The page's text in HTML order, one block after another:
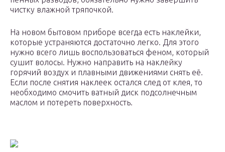
чистку влажной тряпочкой.
На новом бытовом приборе всегда есть наклейки,
которые устраняются достаточно легко. Для этого
нужно всего лишь воспользоваться феном, который
сушит волосы. Нужно направить на наклейку
горячий воздух и плавными движениями снять её.
Если после снятия наклеек остался след от клея, то
необходимо смочить ватный диск подсолнечным
маслом и потереть поверхность.